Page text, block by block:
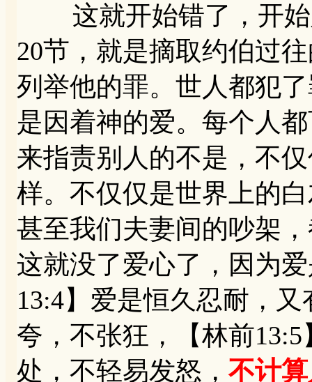
这就开始错了，开始
20节，就是摘取约伯过
列举他的罪。世人都犯
是因着神的爱。每个人
来指责别人的不是，不
样。不仅仅是世界上的
甚至我们夫妻间的吵架
这就没了爱心了，因为
13:4】爱是恒久忍耐，
夸，不张狂，【林前
处，不轻易发怒， 不计